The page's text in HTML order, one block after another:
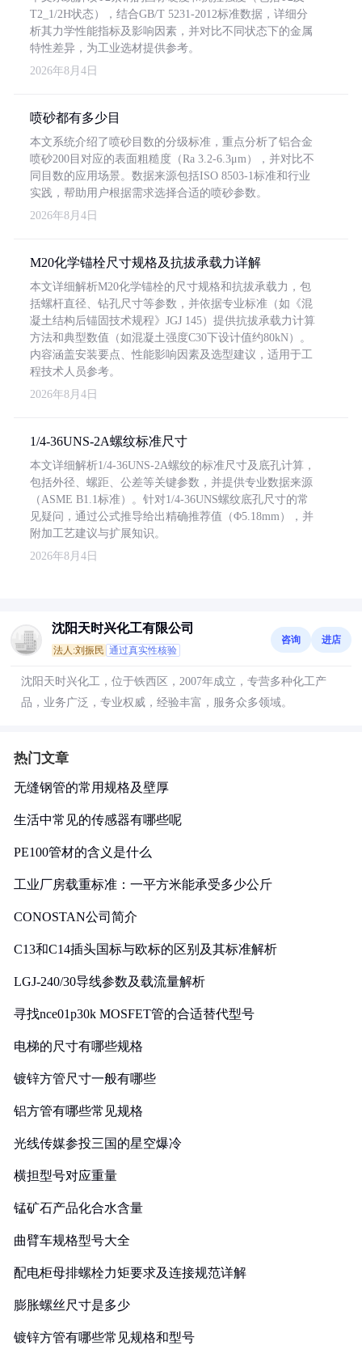
T2_1/2H状态），结合GB/T 5231-2012标准数据，详细分
析其力学性能指标及影响因素，并对比不同状态下的金属
特性差异，为工业选材提供参考。
2026年8月4日
喷砂都有多少目
本文系统介绍了喷砂目数的分级标准，重点分析了铝合金
喷砂200目对应的表面粗糙度（Ra 3.2-6.3μm），并对比不
同目数的应用场景。数据来源包括ISO 8503-1标准和行业
实践，帮助用户根据需求选择合适的喷砂参数。
2026年8月4日
M20化学锚栓尺寸规格及抗拔承载力详解
本文详细解析M20化学锚栓的尺寸规格和抗拔承载力，包
括螺杆直径、钻孔尺寸等参数，并依据专业标准（如《混
凝土结构后锚固技术规程》JGJ 145）提供抗拔承载力计算
方法和典型数值（如混凝土强度C30下设计值约80kN）。
内容涵盖安装要点、性能影响因素及选型建议，适用于工
程技术人员参考。
2026年8月4日
1/4-36UNS-2A螺纹标准尺寸
本文详细解析1/4-36UNS-2A螺纹的标准尺寸及底孔计算，
包括外径、螺距、公差等关键参数，并提供专业数据来源
（ASME B1.1标准）。针对1/4-36UNS螺纹底孔尺寸的常
见疑问，通过公式推导给出精确推荐值（Φ5.18mm），并
附加工艺建议与扩展知识。
2026年8月4日
沈阳天时兴化工有限公司
法人:刘振民 通过真实性核验
咨询 进店
沈阳天时兴化工，位于铁西区，2007年成立，专营多种化工产
品，业务广泛，专业权威，经验丰富，服务众多领域。
热门文章
无缝钢管的常用规格及壁厚
生活中常见的传感器有哪些呢
PE100管材的含义是什么
工业厂房载重标准：一平方米能承受多少公斤
CONOSTAN公司简介
C13和C14插头国标与欧标的区别及其标准解析
LGJ-240/30导线参数及载流量解析
寻找nce01p30k MOSFET管的合适替代型号
电梯的尺寸有哪些规格
镀锌方管尺寸一般有哪些
铝方管有哪些常见规格
光线传媒参投三国的星空爆冷
横担型号对应重量
锰矿石产品化合水含量
曲臂车规格型号大全
配电柜母排螺栓力矩要求及连接规范详解
膨胀螺丝尺寸是多少
镀锌方管有哪些常见规格和型号